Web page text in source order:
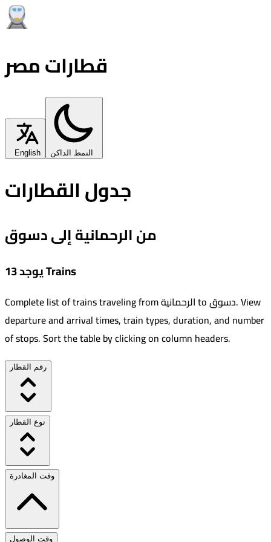
قطارات مصر
English النمط الداكن
جدول القطارات
من الرحمانية إلى دسوق
يوجد 13 Trains
Complete list of trains traveling fromالرحمانيةtoدسوق.View
departure and arrival times, train types, duration, and number
of stops. Sort the table by clicking on column headers.
رقم القطار
نوع القطار
وقت المغادرة
وقت الوصول